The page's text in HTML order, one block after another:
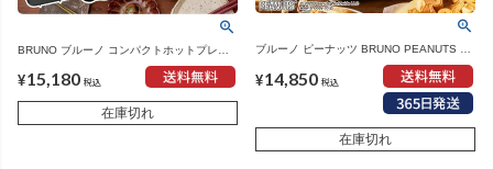
BRUNO ブルーノ コンパクトホットプレー
ト | キッチン家電・ホットプレート
¥15,180 税込
在庫切れ
ブルーノ ピーナッツ BRUNO PEANUTS グ
リルサンドメーカー ダブル | キッチン家
電・ホットサンドメーカー
¥14,850 税込
在庫切れ